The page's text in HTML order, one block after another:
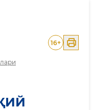
16+